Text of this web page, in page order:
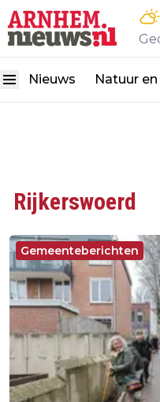
Nieuws Natuur
Rijkerswoerd
Gemeenteberichten